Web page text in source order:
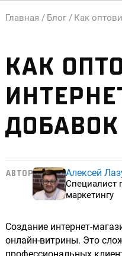
Главная / Блог / Как
КАК
АВТОР Алексей
Специалист
маркетингу
Создание интернет-
онлайн-витрины. Это